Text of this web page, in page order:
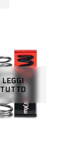
LEGGI
TUTTO